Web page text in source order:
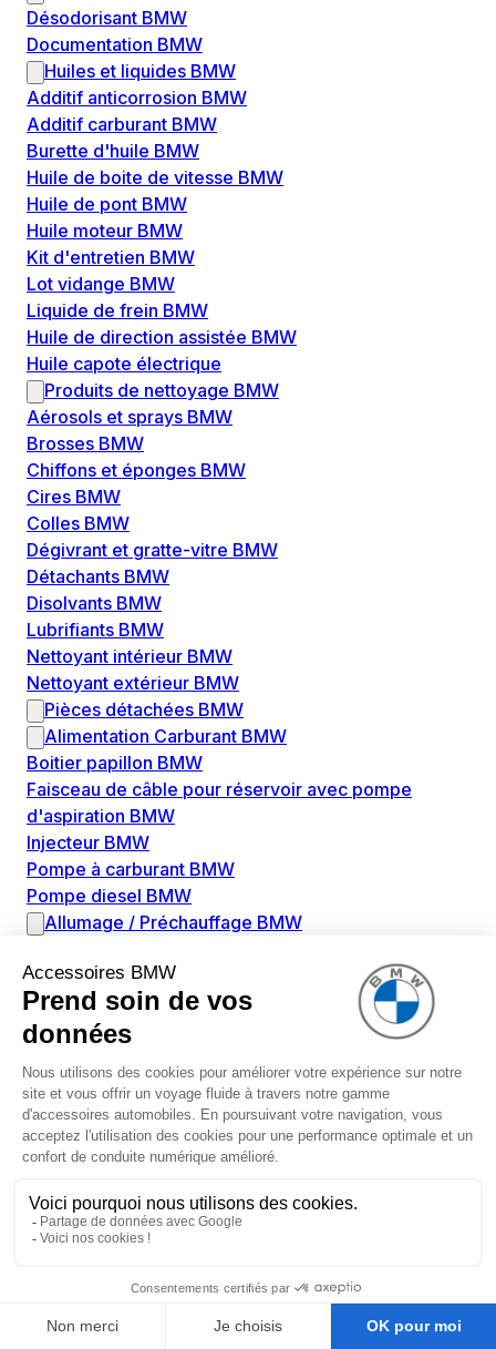
Désodorisant BMW
Documentation BMW
Huiles et liquides BMW
Additif anticorrosion BMW
Additif carburant BMW
Burette d'huile BMW
Huile de boite de vitesse BMW
Huile de pont BMW
Huile moteur BMW
Kit d'entretien BMW
Lot vidange BMW
Liquide de frein BMW
Huile de direction assistée BMW
Huile capote électrique
Produits de nettoyage BMW
Aérosols et sprays BMW
Brosses BMW
Chiffons et éponges BMW
Cires BMW
Colles BMW
Dégivrant et gratte-vitre BMW
Détachants BMW
Disolvants BMW
Lubrifiants BMW
Nettoyant intérieur BMW
Nettoyant extérieur BMW
Pièces détachées BMW
Alimentation Carburant BMW
Boitier papillon BMW
Faisceau de câble pour réservoir avec pompe
d'aspiration BMW
Injecteur BMW
Pompe à carburant BMW
Pompe diesel BMW
Allumage / Préchauffage BMW
Boitier de préchauffage BMW
Bougie de préchauffage BMW
Amortissement BMW
Amortisseur de vibrations BMW
Cassette de ressort en roulé BMW
Kit de réparation amortisseur BMW
Ressort hélicoïdal BMW
Adaptateur pièce de montage boîte de vitesse BMW
Capteurs BMW
Capteur à ultrasons BMW
Capteur d'arbre à cames BMW